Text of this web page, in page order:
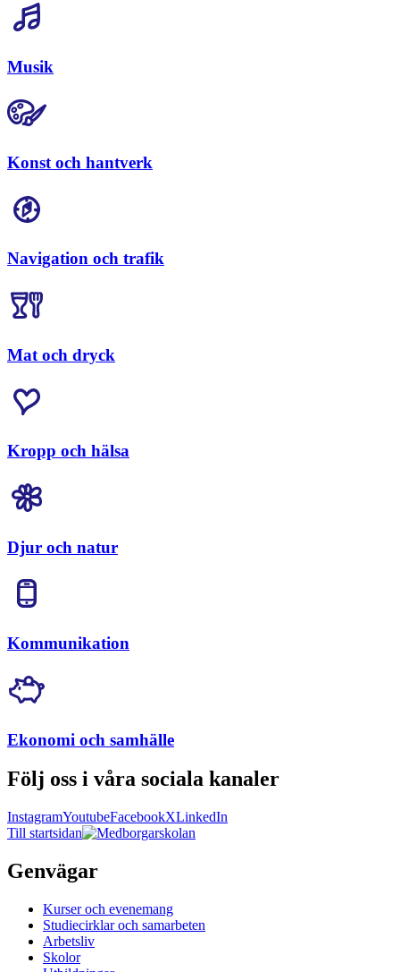
Musik
Konst och hantverk
Navigation och trafik
Mat och dryck
Kropp och hälsa
Djur och natur
Kommunikation
Ekonomi och samhälle
Följ oss i våra sociala kanaler
InstagramYoutubeFacebookXLinkedIn
Till startsidan
Genvägar
Kurser och evenemang
Studiecirklar och samarbeten
Arbetsliv
Skolor